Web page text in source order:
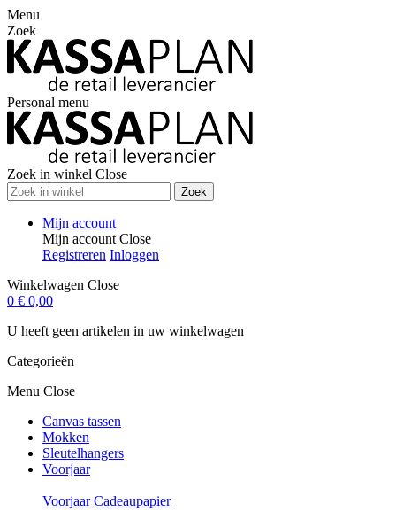
Menu
Zoek
Personal menu
Zoek in winkel Close
Zoek
Mijn account
Mijn account Close
Registreren Inloggen
Winkelwagen Close
0 € 0,00
U heeft geen artikelen in uw winkelwagen
Categorieën
Menu Close
Canvas tassen
Mokken
Sleutelhangers
Voorjaar
Voorjaar Cadeaupapier